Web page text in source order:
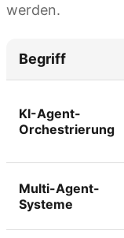
werden.
Begriff
KI-Agent-
Orchestrierung
Multi-Agent-
Systeme